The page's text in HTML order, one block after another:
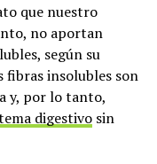
que nuestro
no aportan
según su
fibras insolubles son
y, por lo tanto,
digestivo sin